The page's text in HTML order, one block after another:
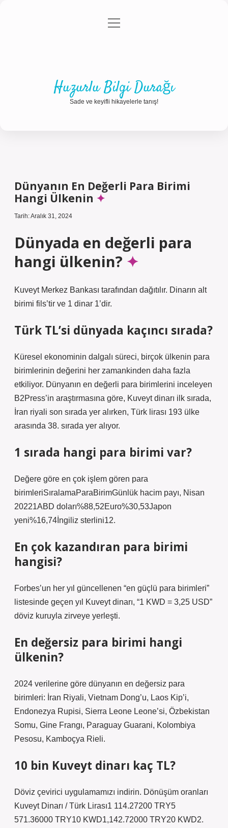
Gizlilik Politikası
menüyü
Huzurlu Bilgi Durağı
Sade ve keyifli hikayelerle tanış!
Dünyanın En Değerli Para Birimi
Hangi Ülkenin
Tarih: Aralık 31, 2024
Dünyada en değerli para
hangi ülkenin?
Kuveyt Merkez Bankası tarafından dağıtılır. Dinarın alt
birimi fils’tir ve 1 dinar 1’dir.
Türk TL’si dünyada kaçıncı sırada?
Küresel ekonominin dalgalı süreci, birçok ülkenin para
birimlerinin değerini her zamankinden daha fazla
etkiliyor. Dünyanın en değerli para birimlerini inceleyen
B2Press’in araştırmasına göre, Kuveyt dinarı ilk sırada,
İran riyali son sırada yer alırken, Türk lirası 193 ülke
arasında 38. sırada yer alıyor.
1 sırada hangi para birimi var?
Değere göre en çok işlem gören para
birimleriSıralamaParaBirimGünlük hacim payı, Nisan
20221ABD doları%88,52Euro%30,53Japon
yeni%16,74İngiliz sterlini12.
En çok kazandıran para birimi
hangisi?
Forbes’un her yıl güncellenen “en güçlü para birimleri”
listesinde geçen yıl Kuveyt dinarı, “1 KWD = 3,25 USD”
döviz kuruyla zirveye yerleşti.
En değersiz para birimi hangi
ülkenin?
2024 verilerine göre dünyanın en değersiz para
birimleri: İran Riyali, Vietnam Dong’u, Laos Kip’i,
Endonezya Rupisi, Sierra Leone Leone’si, Özbekistan
Somu, Gine Frangı, Paraguay Guarani, Kolombiya
Pesosu, Kamboçya Rieli.
10 bin Kuveyt dinarı kaç TL?
Döviz çevirici uygulamamızı indirin. Dönüşüm oranları
Kuveyt Dinarı / Türk Lirası1 114.27200 TRY5
571.36000 TRY10 KWD1,142.72000 TRY20 KWD2.